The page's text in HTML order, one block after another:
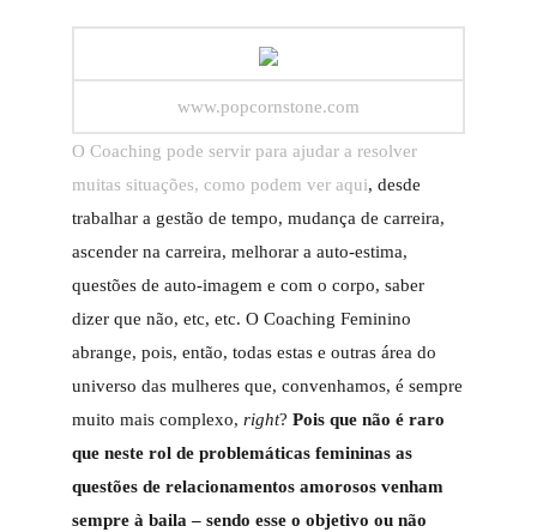
www.popcornstone.com
O Coaching pode servir para ajudar a resolver
muitas situações, como podem ver aqui, desde
trabalhar a gestão de tempo, mudança de carreira,
ascender na carreira, melhorar a auto-estima,
questões de auto-imagem e com o corpo, saber
dizer que não, etc, etc. O Coaching Feminino
abrange, pois, então, todas estas e outras área do
universo das mulheres que, convenhamos, é sempre
muito mais complexo, right? Pois que não é raro
que neste rol de problemáticas femininas as
questões de relacionamentos amorosos venham
sempre à baila – sendo esse o objetivo ou não